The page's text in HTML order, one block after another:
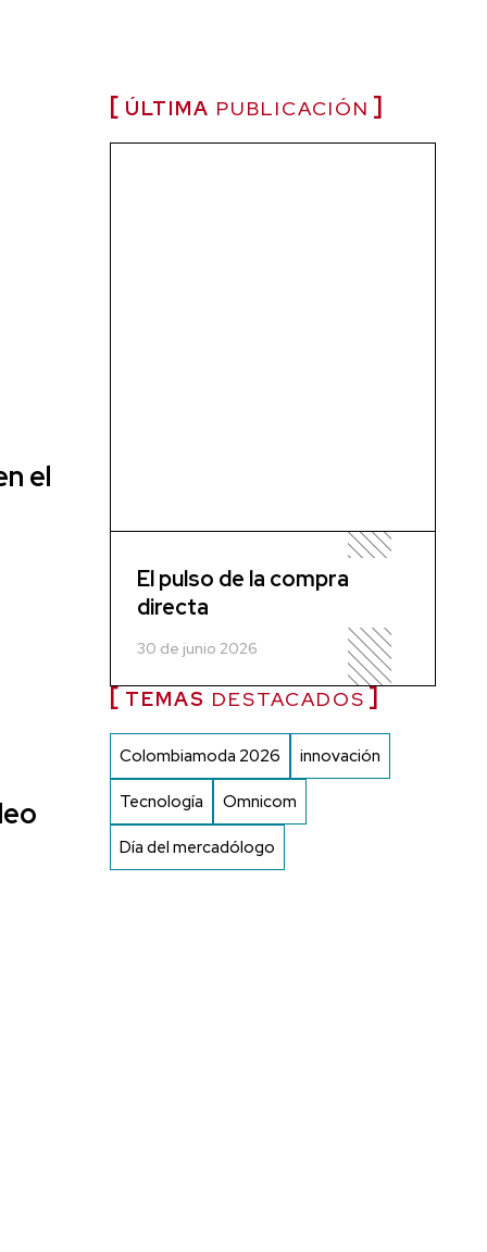
el
ÚLTIMA PUBLICACIÓN
El pulso de la compra
directa
30 de junio 2026
TEMAS DESTACADOS
Colombiamoda 2026 innovación
Tecnología Omnicom
Día del mercadólogo